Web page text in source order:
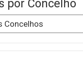
por Concelho